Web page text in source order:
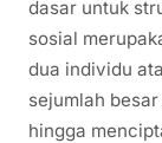
dasar untuk
sosial
dua individu
sejumlah
hingga